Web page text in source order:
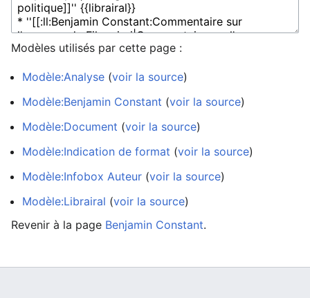
Modèles utilisés par cette page :
Modèle:Analyse (voir la source)
Modèle:Benjamin Constant (voir la source)
Modèle:Document (voir la source)
Modèle:Indication de format (voir la source)
Modèle:Infobox Auteur (voir la source)
Modèle:Librairal (voir la source)
Revenir à la page Benjamin Constant.